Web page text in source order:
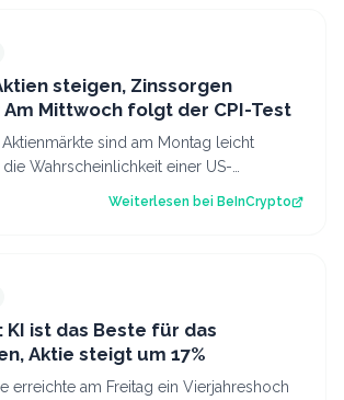
steigen, Zinssorgen
Am Mittwoch folgt der CPI-Test
Aktienmärkte sind am Montag leicht
Wahrscheinlichkeit einer US-
Weiterlesen bei BeInCrypto
KI ist das Beste für das
Aktie steigt um 17%
erreichte am Freitag ein Vierjahreshoch